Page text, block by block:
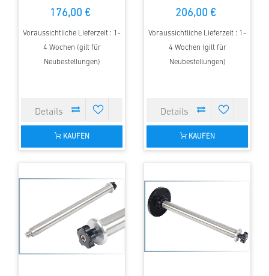
176,00 €
Voraussichtliche Lieferzeit : 1-
4 Wochen (gilt für
Neubestellungen)
KAUFEN
206,00 €
Voraussichtliche Lieferzeit : 1-
4 Wochen (gilt für
Neubestellungen)
KAUFEN